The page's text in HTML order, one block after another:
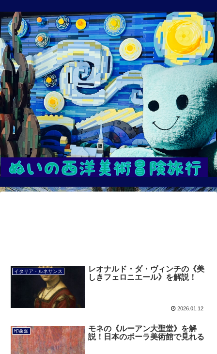
イタリア・ルネサンス
レオナルド・ダ・ヴィンチの《美
しきフェロニエール》を解説！
2026.01.12
印象派
モネの《ルーアン大聖堂》を解
説！日本のポーラ美術館で見れる